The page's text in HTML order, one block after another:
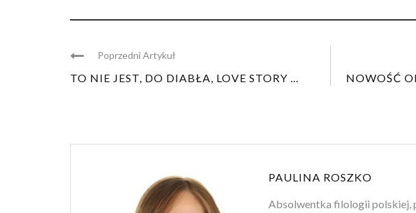
Poprzedni Artykuł
TO NIE JEST, DO DIABŁA, LOVE STORY ...
NOWOŚĆ
PAULINA ROSZKO
Absolwentka filologii polskiej,